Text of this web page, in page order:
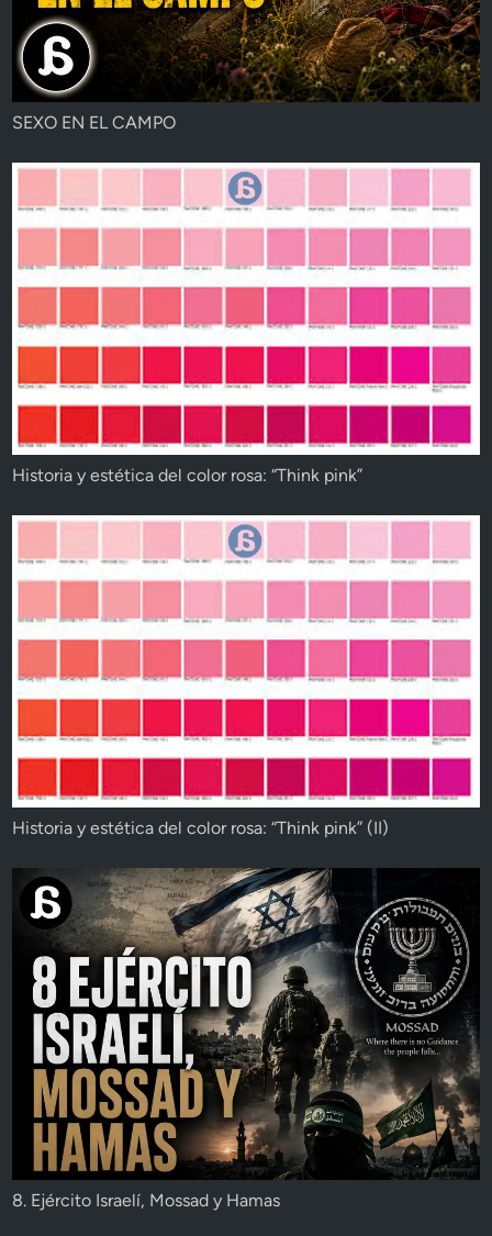
SEXO EN EL CAMPO
Historia y estética del color rosa: “Think pink”
Historia y estética del color rosa: “Think pink” (II)
8. Ejército Israelí, Mossad y Hamas